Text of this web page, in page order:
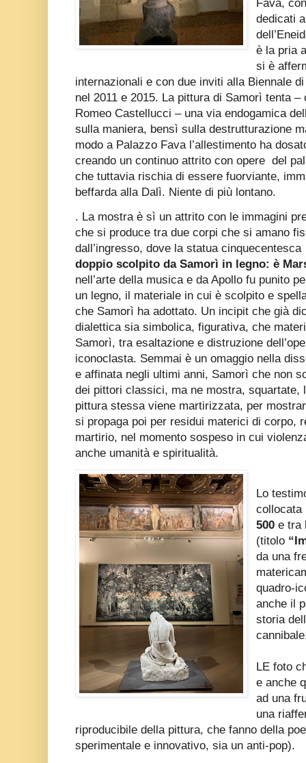
Fava,
dedicati
è la pria
si è
internazionali e con due inviti alla Biennale
nel 2011 e 2015. La pittura di Samorì tenta
Romeo Castellucci – una via endogamica
sulla maniera, bensì sulla destrutturazione
modo a Palazzo Fava l’allestimento ha
creando un continuo attrito con opere del
che tuttavia rischia di essere fuorviante,
beffarda alla Dalì. Niente di più lontano.
. La mostra è sì un attrito con le immagini
che si produce tra due corpi che si amano
dall’ingresso, dove la statua cinquecentesca
doppio scolpito da Samorì in legno: è
nell’arte della musica e da Apollo fu punito
un legno, il materiale in cui è scolpito e
che Samorì ha adottato. Un incipit che già
dialettica sia simbolica, figurativa, che
Samorì, tra esaltazione e distruzione
iconoclasta. Semmai è un omaggio nella
e affinata negli ultimi anni, Samorì che non
dei pittori classici, ma ne mostra, squartate,
pittura stessa viene martirizzata, per
si propaga poi per residui materici di corpo,
martirio, nel momento sospeso in cui
anche umanità e spiritualità.
Lo
500e tra
(titolo
da una
quadro-
anche il
storia
LE foto
e anche
ad una
una
riproducibile della pittura, che fanno della
sperimentale e innovativo, sia un anti-pop).